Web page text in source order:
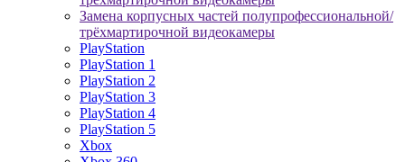
Замена корпусных частей полупрофессиональной/
трёхмартирочной видеокамеры
PlayStation
PlayStation 1
PlayStation 2
PlayStation 3
PlayStation 4
PlayStation 5
Xbox